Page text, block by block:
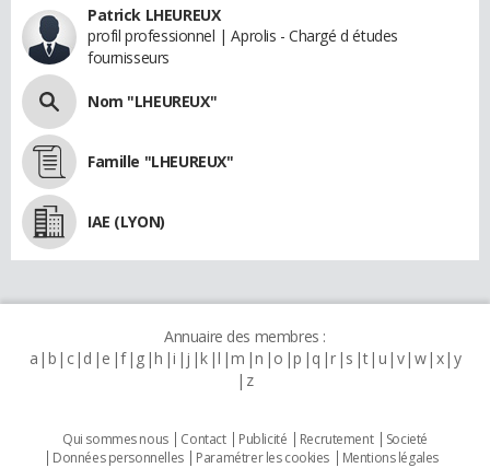
Patrick LHEUREUX
profil professionnel | Aprolis - Chargé d études
fournisseurs
Nom "LHEUREUX"
Famille "LHEUREUX"
IAE (LYON)
Annuaire des membres :
a b c d e f g h i j k l m n o p q r s t u v w x y
z
Qui sommes nous Contact Publicité Recrutement
Societé
Données personnelles
Paramétrer les cookies
Mentions légales